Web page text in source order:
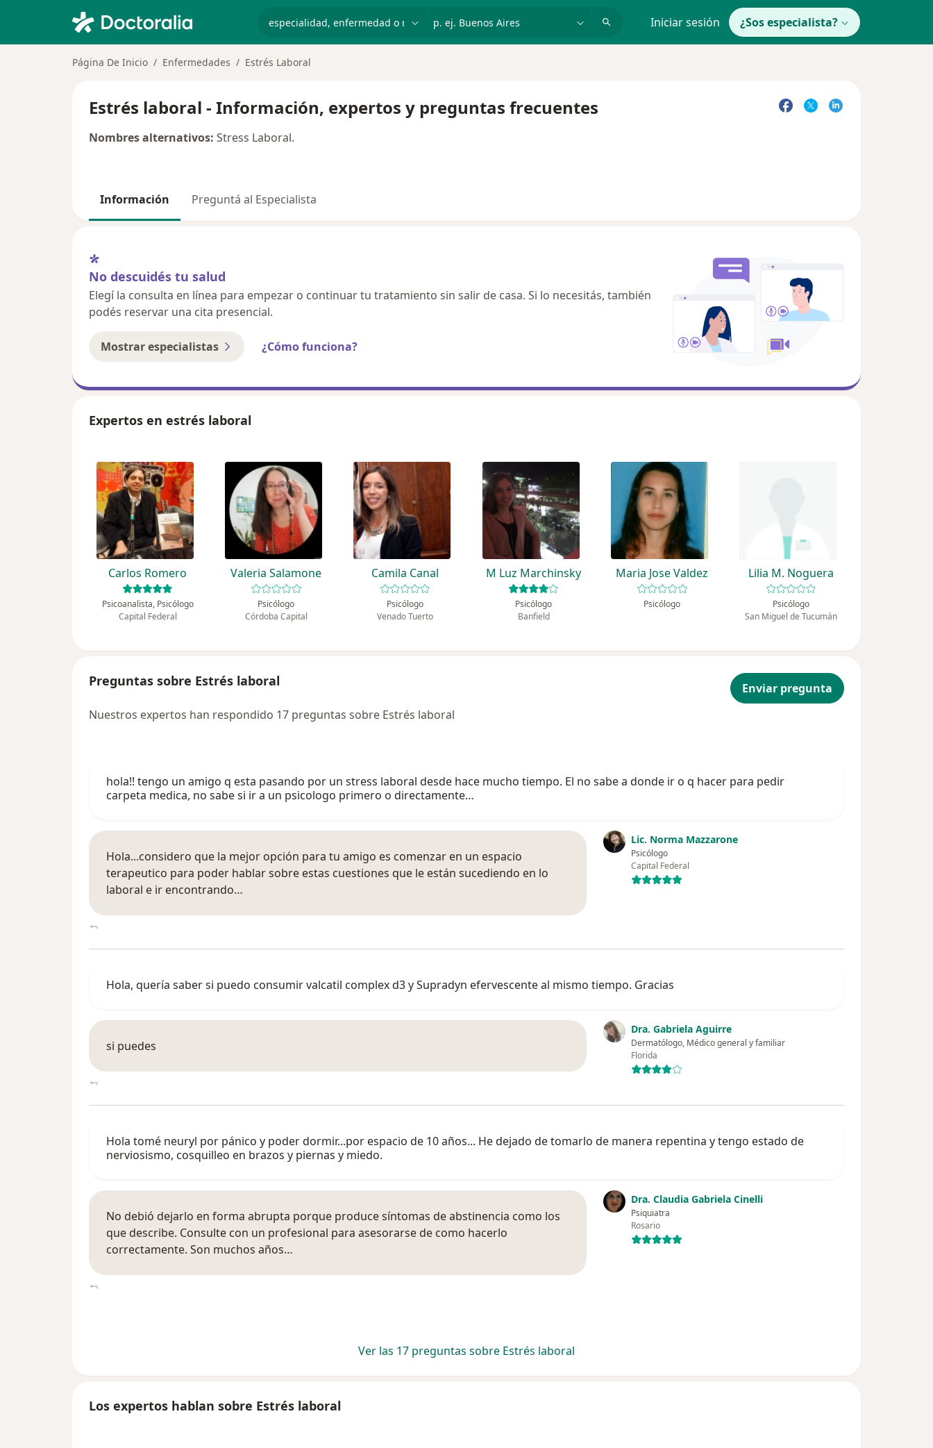
Iniciar sesión ¿Sos especialista?
Página De Inicio Enfermedades Estrés Laboral
Estrés laboral - Información, expertos y preguntas frecuentes
Nombres alternativos: Stress Laboral.
Información Preguntá al Especialista
No descuidés tu salud
Elegí la consulta en línea para empezar o continuar tu tratamiento sin salir de casa. Si lo necesitás, también
podés reservar una cita presencial.
Mostrar especialistas ¿Cómo funciona?
Expertos en estrés laboral
Carlos Romero
Psicoanalista, Psicólogo
Capital Federal
Valeria Salamone
Psicólogo
Córdoba Capital
Camila Canal
Psicólogo
Venado Tuerto
M Luz Marchinsky
Psicólogo
Banfield
Maria Jose Valdez
Psicólogo
Lilia M. Noguera
Psicólogo
San Miguel de Tucumán
Preguntas sobre Estrés laboral
Enviar pregunta
Nuestros expertos han respondido 17 preguntas sobre Estrés laboral
hola!! tengo un amigo q esta pasando por un stress laboral desde hace mucho tiempo. El no sabe a donde ir o q hacer para pedir
carpeta medica, no sabe si ir a un psicologo primero o directamente…
Lic. Norma Mazzarone
Psicólogo
Capital Federal
Hola...considero que la mejor opción para tu amigo es comenzar en un espacio
terapeutico para poder hablar sobre estas cuestiones que le están sucediendo en lo
laboral e ir encontrando…
Hola, quería saber si puedo consumir valcatil complex d3 y Supradyn efervescente al mismo tiempo. Gracias
Dra. Gabriela Aguirre
Dermatólogo, Médico general y familiar
Florida
si puedes
Hola tomé neuryl por pánico y poder dormir...por espacio de 10 años... He dejado de tomarlo de manera repentina y tengo estado de
nerviosismo, cosquilleo en brazos y piernas y miedo.
Dra. Claudia Gabriela Cinelli
Psiquiatra
Rosario
No debió dejarlo en forma abrupta porque produce síntomas de abstinencia como los
que describe. Consulte con un profesional para asesorarse de como hacerlo
correctamente. Son muchos años…
Ver las 17 preguntas sobre Estrés laboral
Los expertos hablan sobre Estrés laboral